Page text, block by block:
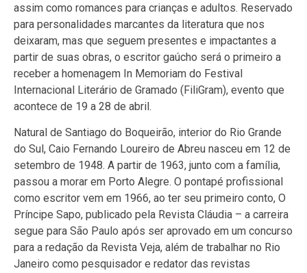
assim como romances para crianças e adultos. Reservado
para personalidades marcantes da literatura que nos
deixaram, mas que seguem presentes e impactantes a
partir de suas obras, o escritor gaúcho será o primeiro a
receber a homenagem In Memoriam do Festival
Internacional Literário de Gramado (FiliGram), evento que
acontece de 19 a 28 de abril.
Natural de Santiago do Boqueirão, interior do Rio Grande
do Sul, Caio Fernando Loureiro de Abreu nasceu em 12 de
setembro de 1948. A partir de 1963, junto com a família,
passou a morar em Porto Alegre. O pontapé profissional
como escritor vem em 1966, ao ter seu primeiro conto, O
Príncipe Sapo, publicado pela Revista Cláudia – a carreira
segue para São Paulo após ser aprovado em um concurso
para a redação da Revista Veja, além de trabalhar no Rio
Janeiro como pesquisador e redator das revistas